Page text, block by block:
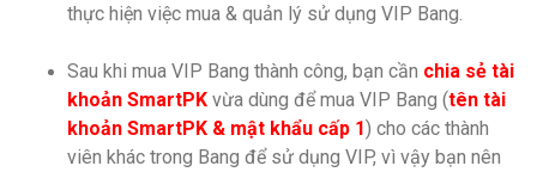
thực hiện việc mua & quản lý sử dụng VIP Bang.
Sau khi mua VIP Bang thành công, bạn cần chia sẻ tài
khoản SmartPK vừa dùng để mua VIP Bang (tên tài
khoản SmartPK & mật khẩu cấp 1) cho các thành
viên khác trong Bang để sử dụng VIP, vì vậy bạn nên